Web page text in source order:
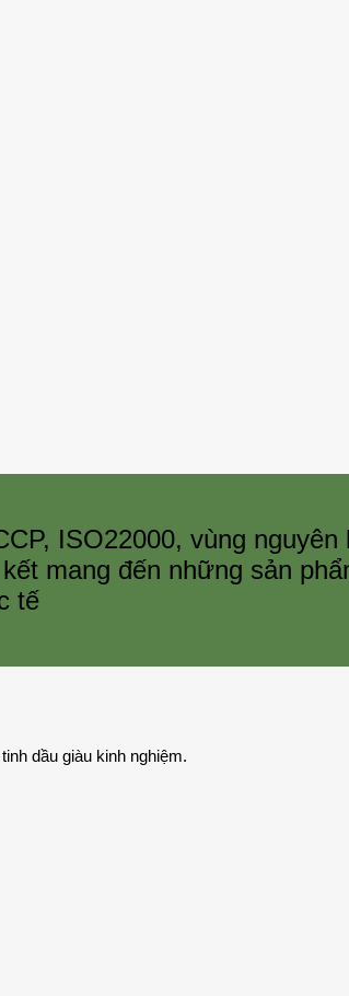
ISO22000, vùng
mang đến những sản
tế
dầu giàu kinh nghiệm.